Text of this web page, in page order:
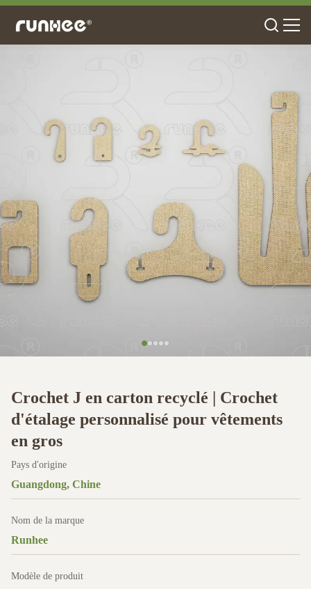
Crochet J en carton recyclé | Crochet
d'étalage personnalisé pour vêtements
en gros
Pays d'origine
Guangdong, Chine
Nom de la marque
Runhee
Modèle de produit